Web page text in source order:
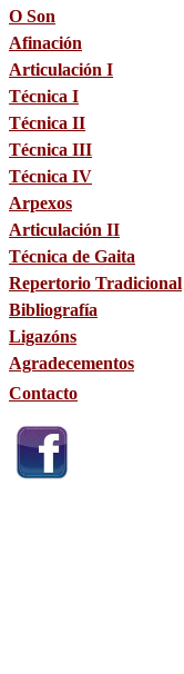
O Son
Afinación
Articulación I
Técnica I
Técnica II
Técnica III
Técnica IV
Arpexos
Articulación II
Técnica de Gaita
Repertorio Tradicional
Bibliografía
Ligazóns
Agradecementos
Contacto